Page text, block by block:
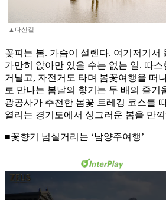
▲다산길
꽃피는 봄. 가슴이 설렌다. 여기저기서
가만히 앉아만 있을 수는 없는 일. 따
거닐고, 자전거도 타며 봄꽃여행을 떠
로 만나는 봄날의 향기는 두 배의 즐거
광공사가 추천한 봄꽃 트레킹 코스를
열리는 경기도에서 싱그러운 봄을 만
■꽃향기 넘실거리는 ‘남양주여행’